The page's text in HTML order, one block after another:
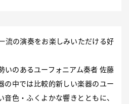
流の演奏をお楽しみいただける好
いのあるユーフォニアム奏者 佐藤
の中では比較的新しい楽器のユー
色・ふくよかな響きとともに、